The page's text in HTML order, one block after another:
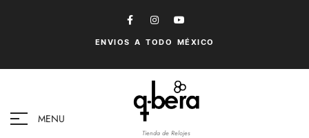
ENVIOS A TODO MÉXICO
MENU
Tienda de Relojes